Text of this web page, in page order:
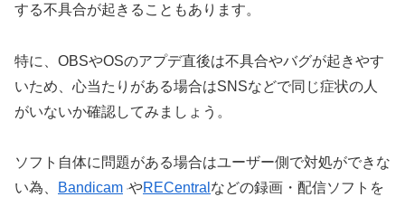
する不具合が起きることもあります。
特に、OBSやOSのアプデ直後は不具合やバグが起きやす
いため、心当たりがある場合はSNSなどで同じ症状の人
がいないか確認してみましょう。
ソフト自体に問題がある場合はユーザー側で対処ができな
い為、
Bandicam やRECentral などの録画・配信ソフトを